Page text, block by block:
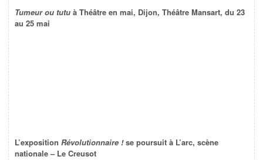
Tumeur ou tutu à Théâtre en mai, Dijon, Théâtre Mansart, du 23
au 25 mai
L’exposition Révolutionnaire !se poursuit à L’arc, scène
nationale – Le Creusot